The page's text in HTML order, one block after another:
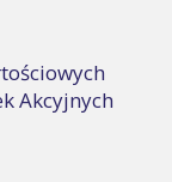
Akcyjnych